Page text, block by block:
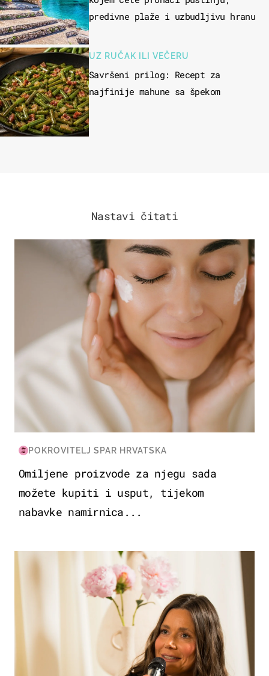
predivne plaže i uzbudljivu hranu
UZ RUČAK ILI VEČERU
Savršeni prilog: Recept za
najfinije mahune sa špekom
Nastavi čitati
MODA & LJEPOTA
POKROVITELJ SPAR HRVATSKA
Omiljene proizvode za njegu sada
možete kupiti i usput, tijekom
nabavke namirnica...
MODA & LJEPOTA